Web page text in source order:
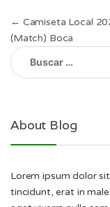
de
entradas
← Camiseta Local
(Match) Boca
Buscar:
About Blog
Lorem ipsum dolor
tincidunt, erat in